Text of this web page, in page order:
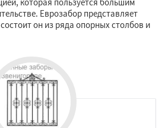
Еврозабор представляет
он из ряда опорных столбов и